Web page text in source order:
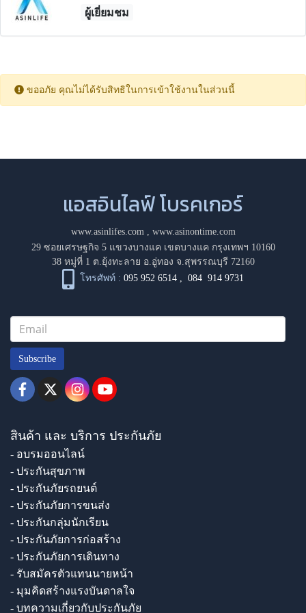
ผู้เยี่ยมชม
ขออภัย คุณไม่ได้รับสิทธิในการเข้าใช้งานในส่วนนี้
แอสอินไลฟ์ โบรคเกอร์
www.asinlifes.com, www.asinontime.com
29 ซอยเศรษฐกิจ 5 แขวงบางแค เขตบางแค กรุงเทพฯ 10160
38 หมู่ที่ 1 ต.ยุ้งทะลาย อ.อู่ทอง จ.สุพรรณบุรี 72160
โทรศัพท์ : 095 952 6514 ,084 914 9731
Subscribe
สินค้า และ บริการ ประกันภัย
- อบรมออนไลน์
- ประกันสุขภาพ
- ประกันภัยรถยนต์
- ประกันภัยการขนส่ง
- ประกันกลุ่มนักเรียน
- ประกันภัยการก่อสร้าง
- ประกันภัยการเดินทาง
- รับสมัครตัวแทนนายหน้า
- มุมคิดสร้างแรงบันดาลใจ
- บทความเกี่ยวกับประกันภัย